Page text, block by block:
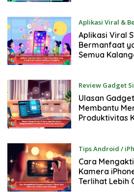
Aplikasi Viral &
2025
Aplikasi Viral
Bermanfaat
Semua
Review Gadget
Ulasan
Membantu
Produktivitas
Tips Android /
Cara
Kamera
Terlihat Lebih